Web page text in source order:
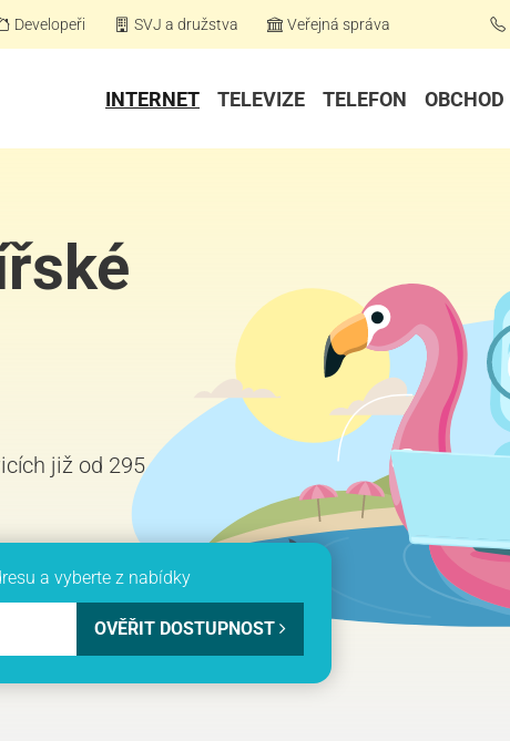
Developeři SVJ a družstva Veřejná správa
INTERNET TELEVIZE TELEFON OBCHOD
již od 295
a vyberte z nabídky
OVĚŘIT DOSTUPNOST